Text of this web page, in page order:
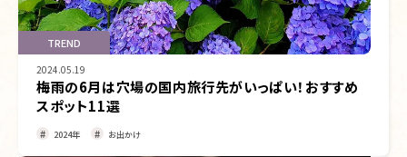
TREND
2024.05.19
梅雨の6月は穴場の国内旅行先がいっぱい！おすすめ
スポット11選
2024年 お出かけ